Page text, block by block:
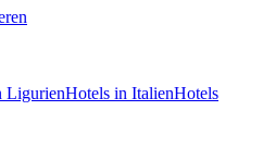
LigurienHotels in ItalienHotels